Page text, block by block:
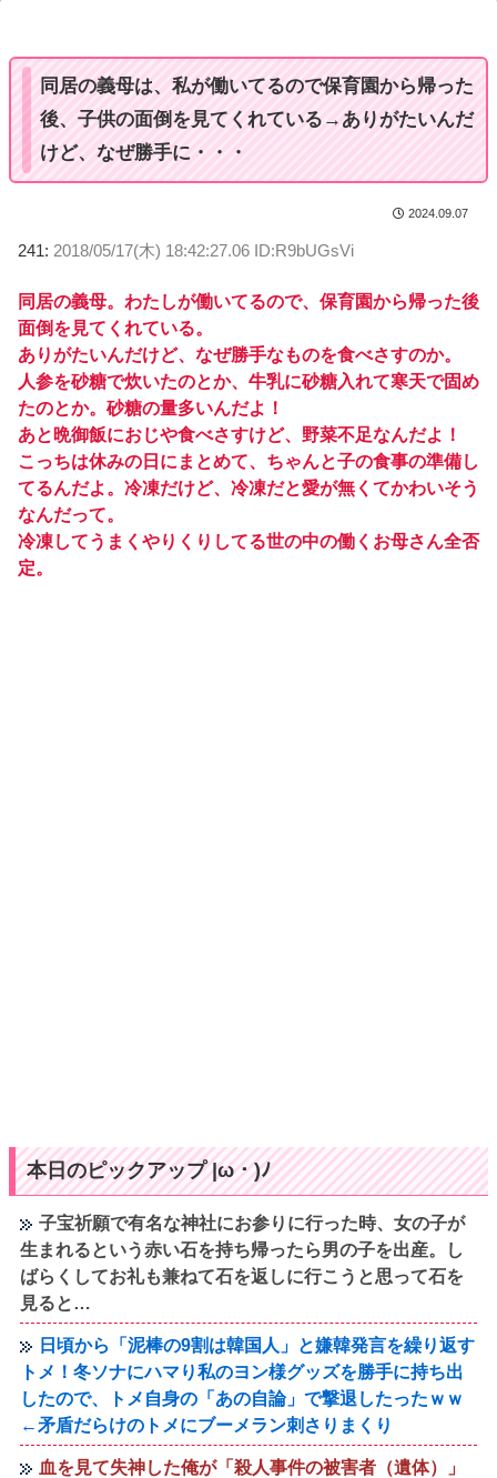
同居の義母は、私が働いてるので保育園から帰った
後、子供の面倒を見てくれている→ありがたいんだ
けど、なぜ勝手に・・・
2024.09.07
241: 2018/05/17(木) 18:42:27.06 ID:R9bUGsVi
同居の義母。わたしが働いてるので、保育園から帰った後
面倒を見てくれている。
ありがたいんだけど、なぜ勝手なものを食べさすのか。
人参を砂糖で炊いたのとか、牛乳に砂糖入れて寒天で固め
たのとか。砂糖の量多いんだよ！
あと晩御飯におじや食べさすけど、野菜不足なんだよ！
こっちは休みの日にまとめて、ちゃんと子の食事の準備し
てるんだよ。冷凍だけど、冷凍だと愛が無くてかわいそう
なんだって。
冷凍してうまくやりくりしてる世の中の働くお母さん全否
定。
本日のピックアップ |ω・)ﾉ
子宝祈願で有名な神社にお参りに行った時、女の子が
生まれるという赤い石を持ち帰ったら男の子を出産。し
ばらくしてお礼も兼ねて石を返しに行こうと思って石を
見ると…
日頃から「泥棒の9割は韓国人」と嫌韓発言を繰り返す
トメ！冬ソナにハマり私のヨン様グッズを勝手に持ち出
したので、トメ自身の「あの自論」で撃退したったｗｗ
←矛盾だらけのトメにブーメラン刺さりまくり
血を見て失神した俺が「殺人事件の被害者（遺体）」